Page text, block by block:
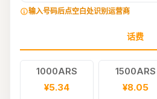
输入号码后点空白处识别运营商
话费
1000ARS
¥5.34
1500ARS
¥8.05